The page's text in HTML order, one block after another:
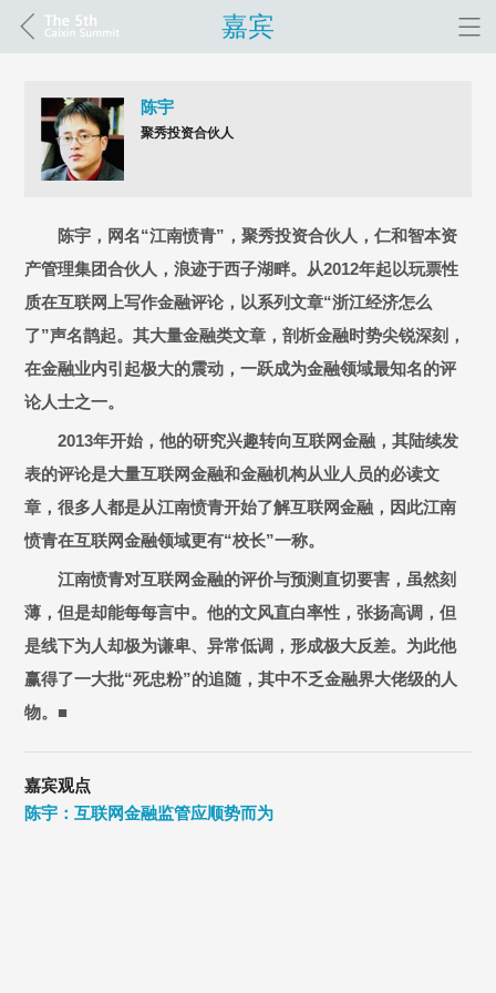
嘉宾
陈宇
聚秀投资合伙人
陈宇，网名“江南愤青”，聚秀投资合伙人，仁和智本资
产管理集团合伙人，浪迹于西子湖畔。从2012年起以玩票性
质在互联网上写作金融评论，以系列文章“浙江经济怎么
了”声名鹊起。其大量金融类文章，剖析金融时势尖锐深刻，
在金融业内引起极大的震动，一跃成为金融领域最知名的评
论人士之一。
2013年开始，他的研究兴趣转向互联网金融，其陆续发
表的评论是大量互联网金融和金融机构从业人员的必读文
章，很多人都是从江南愤青开始了解互联网金融，因此江南
愤青在互联网金融领域更有“校长”一称。
江南愤青对互联网金融的评价与预测直切要害，虽然刻
薄，但是却能每每言中。他的文风直白率性，张扬高调，但
是线下为人却极为谦卑、异常低调，形成极大反差。为此他
赢得了一大批“死忠粉”的追随，其中不乏金融界大佬级的人
物。■
嘉宾观点
陈宇：互联网金融监管应顺势而为